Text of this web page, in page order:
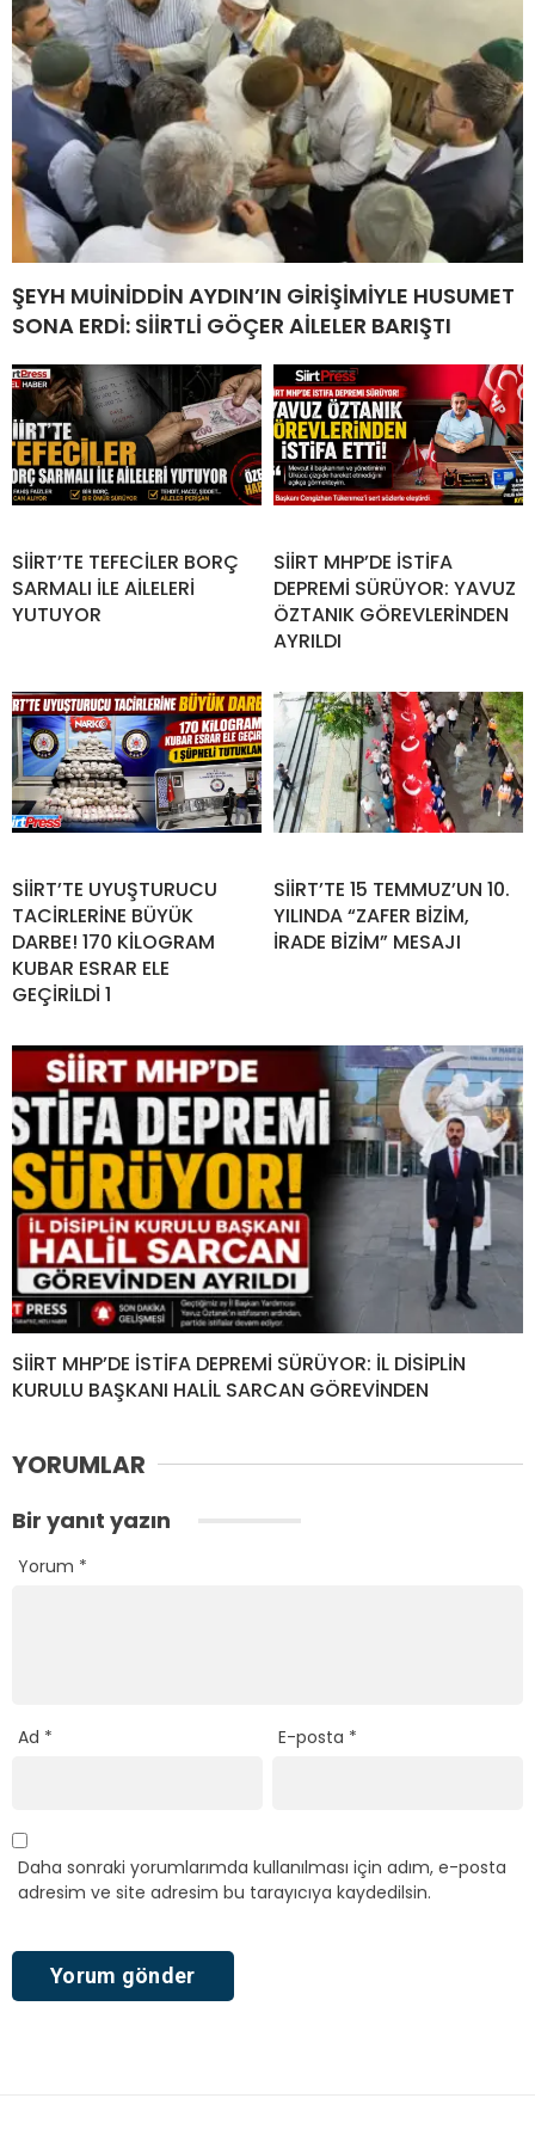
ŞEYH MUİNİDDİN AYDIN’IN GİRİŞİMİYLE HUSUMET
SONA ERDİ: SİİRTLİ GÖÇER AİLELER BARIŞTI
SİİRT’TE TEFECİLER BORÇ
SARMALI İLE AİLELERİ
YUTUYOR
SİİRT MHP’DE İSTİFA
DEPREMİ SÜRÜYOR: YAVUZ
ÖZTANIK GÖREVLERİNDEN
AYRILDI
SİİRT’TE UYUŞTURUCU
TACİRLERİNE BÜYÜK
DARBE! 170 KİLOGRAM
KUBAR ESRAR ELE
GEÇİRİLDİ 1
SİİRT’TE 15 TEMMUZ’UN 10.
YILINDA “ZAFER BİZİM,
İRADE BİZİM” MESAJI
SİİRT MHP’DE İSTİFA DEPREMİ SÜRÜYOR: İL DİSİPLİN
KURULU BAŞKANI HALİL SARCAN GÖREVİNDEN
YORUMLAR
Bir yanıt yazın
Yorum *
Ad * E-posta *
Daha sonraki yorumlarımda kullanılması için adım, e-posta
adresim ve site adresim bu tarayıcıya kaydedilsin.